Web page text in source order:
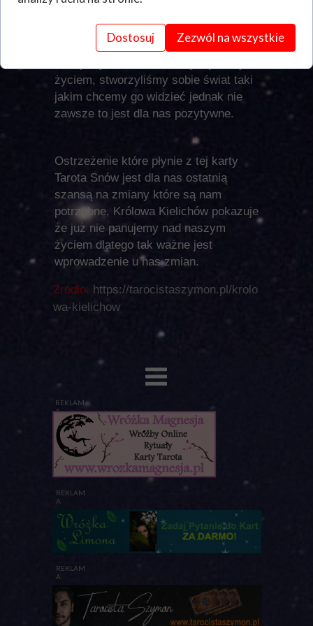
REKLAM
A
REKLAM
A
REKLAM
A
Źródło: https://tarocistaszymon.pl/krolo
wa-kielichow
często w pełni nie są przez nas
zrozumiałe mimo to nadal się nimi
życiem, stworzyliśmy sobie świat taki
jakim chcemy go widzieć jednak nie
zawsze to jest dla nas pozytywne.
Ostrzeżenie które płynie z tej karty
Tarota Snów jest dla nas ostatnią
szansą na zmiany które są nam
potrzebne, Królowa Kielichów pokazuje
że już nie panujemy nad naszym
życiem dlatego tak ważne jest
wprowadzenie u nas zmian.
Dostosuj Zezwól na wszystkie